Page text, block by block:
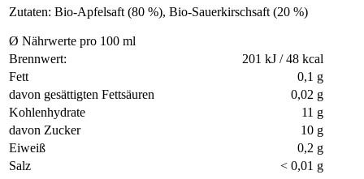
Zutaten: Bio-Apfelsaft (80 %), Bio-Sauerkirschsaft (20 %)
Ø Nährwerte pro 100 ml
Brennwert:
201 kJ / 48 kcal
Fett
0,1 g
davon gesättigten Fettsäuren
0,02 g
Kohlenhydrate
11 g
davon Zucker
10 g
Eiweiß
0,2 g
Salz
< 0,01 g